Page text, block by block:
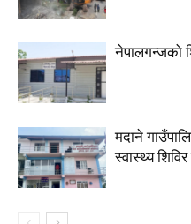
नेपालगन्जको
मदाने
स्वास्थ्य